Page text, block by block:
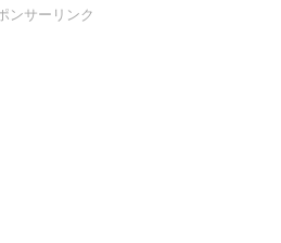
ンサーリンク